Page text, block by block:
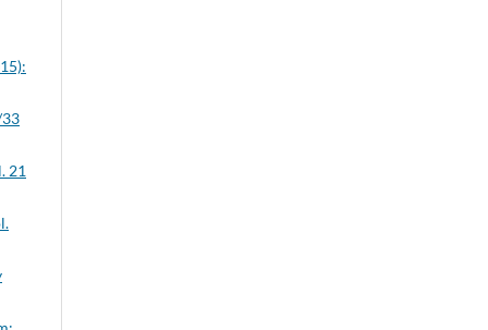
33
21